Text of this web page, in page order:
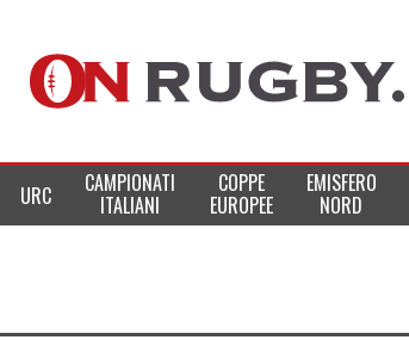
URC CAMPIONATI
ITALIANI
COPPE
EUROPEE
EMISFERO
NORD